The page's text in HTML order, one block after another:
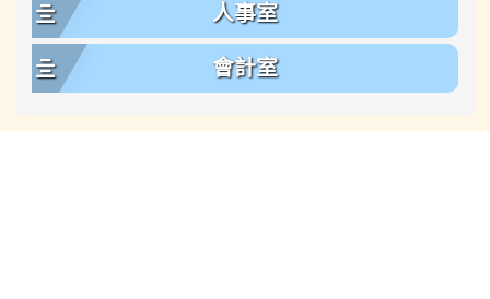
人事室
會計室